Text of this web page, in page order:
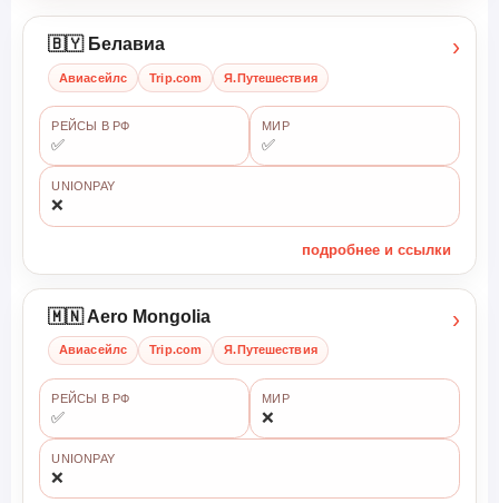
🇧🇾 Белавиа
Авиасейлс Trip.com Я.Путешествия
›
РЕЙСЫ В РФ
✅
МИР
✅
UNIONPAY
❌
подробнее и ссылки
🇲🇳 Aero Mongolia
Авиасейлс Trip.com Я.Путешествия
›
РЕЙСЫ В РФ
✅
МИР
❌
UNIONPAY
❌